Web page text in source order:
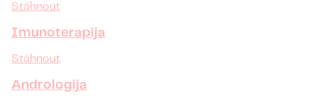
Stáhnout
Imunoterapija
Stáhnout
Andrologija